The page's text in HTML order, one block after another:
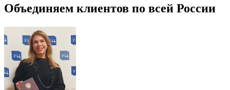
Объединяем клиентов по всей России